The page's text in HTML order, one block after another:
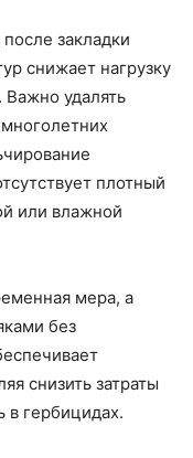
закладки
снижает нагрузку
удалять
плотный
или влажной
мера, а
без
снизить затраты
в гербицидах.